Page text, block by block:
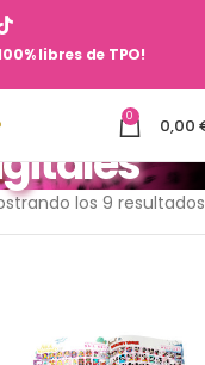
libres de TPO!
0 0,00
los 9 resultados